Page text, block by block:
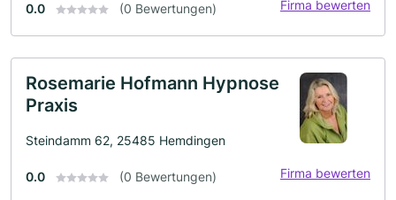
0.0 (0 Bewertungen) Firma bewerten
Rosemarie Hofmann Hypnose
Praxis
Steindamm 62, 25485 Hemdingen
0.0 (0 Bewertungen) Firma bewerten